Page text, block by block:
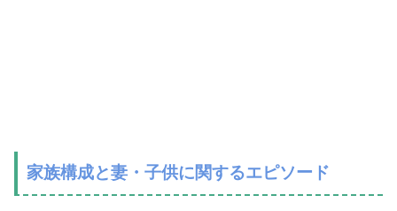
家族構成と妻・子供に関するエピソード